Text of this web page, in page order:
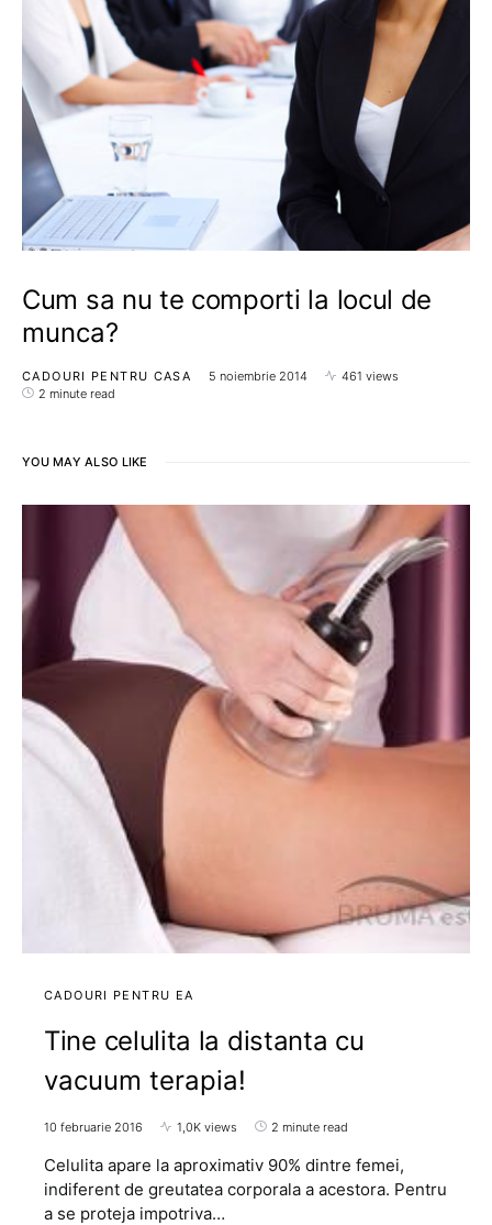
Cum sa nu te comporti la locul de
munca?
CADOURI PENTRU CASA 5 noiembrie 2014
461 views
2 minute read
YOU MAY ALSO LIKE
CADOURI PENTRU EA
Tine celulita la distanta cu
vacuum terapia!
10 februarie 2016 1,0K views 2 minute read
Celulita apare la aproximativ 90% dintre femei,
indiferent de greutatea corporala a acestora. Pentru
a se proteja impotriva…